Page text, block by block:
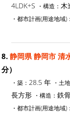
4LDK+S ・構造： 木
・都市計画(用途地域)：
8. 静岡県 静岡市 清
分）
・築： 28.5 年 ・土
長方形 ・構造： 鉄
・都市計画(用途地域)：